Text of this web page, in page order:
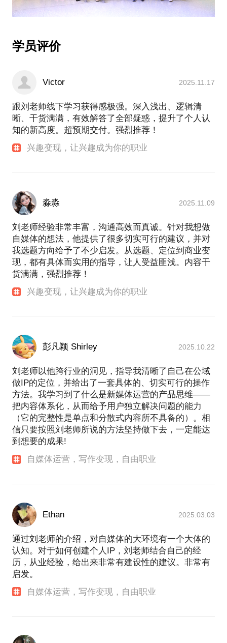
学员评价
Victor 2025.11.17
跟刘老师线下学习获得感极强。深入浅出、逻辑清
晰、干货满满，有效解答了全部疑惑，提升了个人认
知的新高度。超预期交付。强烈推荐！
兴趣变现，让兴趣成为你的职业
淼淼 2025.11.09
刘老师经验非常丰富，沟通高效而真诚。针对我想做
自媒体的想法，他提供了很多切实可行的建议，并对
我选题方向给予了不少启发。从选题、定位到商业变
现，都有具体而实用的指导，让人受益匪浅。内容干
货满满，强烈推荐！
兴趣变现，让兴趣成为你的职业
彭凡颖 Shirley 2025.10.22
刘老师以他跨行业的洞见，指导我清晰了自己在公域
做IP的定位，并给出了一套具体的、切实可行的操作
方法。我学习到了什么是新媒体运营的产品思维——
把内容体系化，从而给予用户独立解决问题的能力
（它的完整性是单点和分散式内容所不具备的）。相
信只要按照刘老师所说的方法坚持做下去，一定能达
到想要的成果!
自媒体运营，写作变现，自由职业
Ethan 2025.03.03
通过刘老师的介绍，对自媒体的大环境有一个大体的
认知。对于如何创建个人IP，刘老师结合自己的经
历，从业经验，给出来非常有建设性的建议。非常有
启发。
自媒体运营，写作变现，自由职业